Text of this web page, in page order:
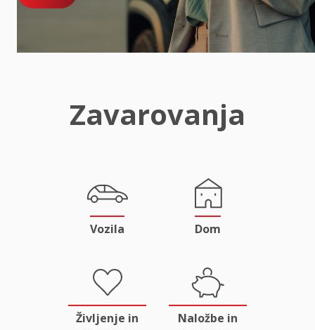
Zavarovanja
Vozila Dom
Življenje in
Naložbe in